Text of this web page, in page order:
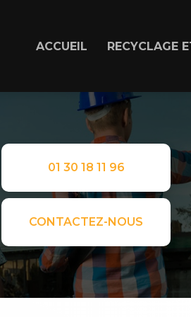
ACCUEIL RECYCLAGE
01 30 18 11 96
CONTACTEZ-NOUS